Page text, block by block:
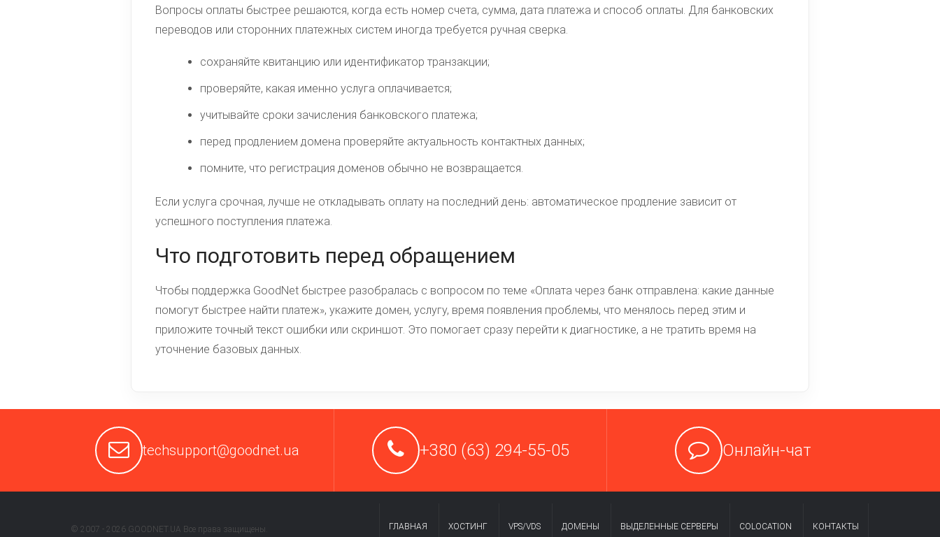
Вопросы оплаты быстрее решаются, когда есть номер счета, сумма, дата платежа и способ оплаты. Для банковских
переводов или сторонних платежных систем иногда требуется ручная сверка.
сохраняйте квитанцию или идентификатор транзакции;
проверяйте, какая именно услуга оплачивается;
учитывайте сроки зачисления банковского платежа;
перед продлением домена проверяйте актуальность контактных данных;
помните, что регистрация доменов обычно не возвращается.
Если услуга срочная, лучше не откладывать оплату на последний день: автоматическое продление зависит от
успешного поступления платежа.
Что подготовить перед обращением
Чтобы поддержка GoodNet быстрее разобралась с вопросом по теме «Оплата через банк отправлена: какие данные
помогут быстрее найти платеж», укажите домен, услугу, время появления проблемы, что менялось перед этим и
приложите точный текст ошибки или скриншот. Это помогает сразу перейти к диагностике, а не тратить время на
уточнение базовых данных.
techsupport@goodnet.ua +380 (63) 294-55-05 Онлайн-чат
© 2007 - 2026 GOODNET.UA Все права защищены. ГЛАВНАЯ ХОСТИНГ VPS/VDS ДОМЕНЫ ВЫДЕЛЕННЫЕ СЕРВЕРЫ COLOCATION КОНТАКТЫ